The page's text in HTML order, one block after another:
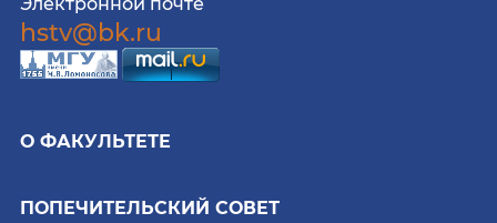
hstv@bk.ru
О ФАКУЛЬТЕТЕ
ПОПЕЧИТЕЛЬСКИЙ СОВЕТ